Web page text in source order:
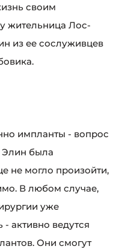
своим
жительница Лос-
из ее сослуживцев
импланты - вопрос
Элин была
не могло произойти,
В любом случае,
уже
- активно ведутся
Они смогут